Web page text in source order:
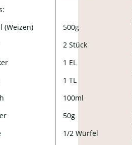
(Weizen)
500g
2 Stück
1 EL
1 TL
100ml
50g
1/2 Würfel